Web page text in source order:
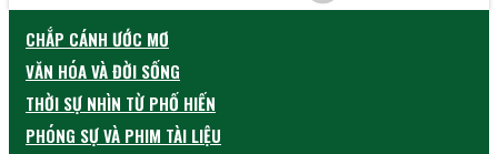
CHẮP CÁNH ƯỚC MƠ
VĂN HÓA VÀ ĐỜI SỐNG
THỜI SỰ NHÌN TỪ PHỐ HIẾN
PHÓNG SỰ VÀ PHIM TÀI LIỆU